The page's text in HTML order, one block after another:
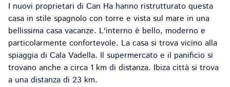
I nuovi proprietari di Can Ha hanno ristrutturato questa
casa in stile spagnolo con torre e vista sul mare in una
bellissima casa vacanze. L'interno è bello, moderno e
particolarmente confortevole. La casa si trova vicino alla
spiaggia di Cala Vadella. Il supermercato e il panificio si
trovano anche a circa 1 km di distanza. Ibiza città si trova
a una distanza di 23 km.